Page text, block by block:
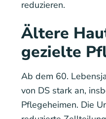
reduzieren.
Ältere
gezielte
Ab dem 60.
von DS stark an,
Pflegeheimen. Die